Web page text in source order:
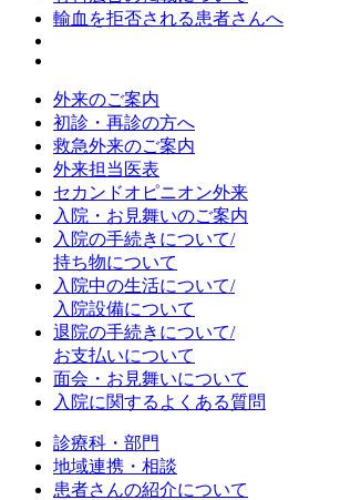
輸血を拒否される患者さんへ
外来のご案内
初診・再診の方へ
救急外来のご案内
外来担当医表
セカンドオピニオン外来
入院・お見舞いのご案内
入院の手続きについて/
持ち物について
入院中の生活について/
入院設備について
退院の手続きについて/
お支払いについて
面会・お見舞いについて
入院に関するよくある質問
診療科・部門
地域連携・相談
患者さんの紹介について